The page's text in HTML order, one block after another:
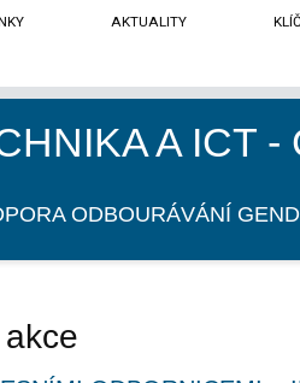
AKTUALITY
A ICT
ODBOURÁVÁNÍ